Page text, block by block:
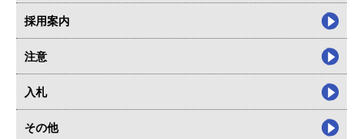
採用案内
注意
入札
その他